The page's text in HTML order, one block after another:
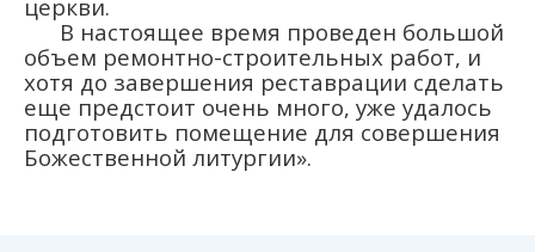
церкви.
В настоящее время проведен большой
объем ремонтно-строительных работ, и
хотя до завершения реставрации сделать
еще предстоит очень много, уже удалось
подготовить помещение для совершения
Божественной литургии».